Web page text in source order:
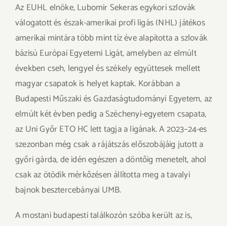
Az EUHL elnöke, Lubomir Sekeras egykori szlovák
válogatott és észak-amerikai profi ligás (NHL) játékos
amerikai mintára több mint tíz éve alapította a szlovák
bázisú Európai Egyetemi Ligát, amelyben az elmúlt
években cseh, lengyel és székely együttesek mellett
magyar csapatok is helyet kaptak. Korábban a
Budapesti Műszaki és Gazdaságtudományi Egyetem, az
elmúlt két évben pedig a Széchenyi-egyetem csapata,
az Uni Győr ETO HC lett tagja a ligának. A 2023–24-es
szezonban még csak a rájátszás előszobájáig jutott a
győri gárda, de idén egészen a döntőig menetelt, ahol
csak az ötödik mérkőzésen állította meg a tavalyi
bajnok besztercebányai UMB.
A mostani budapesti találkozón szóba került az is,